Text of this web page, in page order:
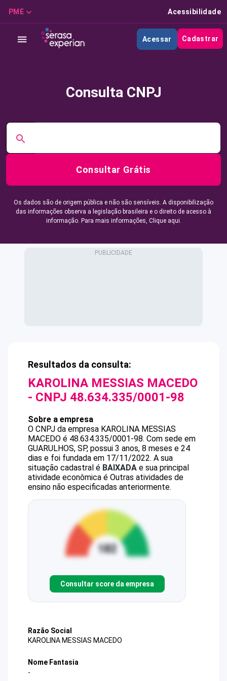
PME Acessibilidade
Acessar Cadastrar
Consulta CNPJ
Consultar Grátis
Os dados são de origem pública e não são sensíveis. A disponibilização
das informações observa a legislação brasileira e o direito de acesso à
informação. Para mais informações, Clique aqui.
Resultados da consulta:
KAROLINA MESSIAS MACEDO
- CNPJ 48.634.335/0001-98
Sobre a empresa
O CNPJ da empresa KAROLINA MESSIAS
MACEDO é 48.634.335/0001-98. Com sede em
GUARULHOS, SP, possui 3 anos, 8 meses e 24
dias e foi fundada em 17/11/2022. A sua
situação cadastral é BAIXADA e sua principal
atividade econômica é Outras atividades de
ensino não especificadas anteriormente.
Consultar score da empresa
Razão Social
KAROLINA MESSIAS MACEDO
Nome Fantasia
-